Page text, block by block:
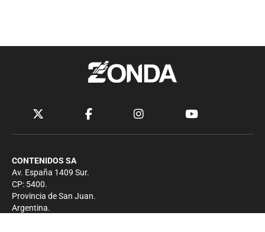
CONTENIDOS SA
Av. España 1409 Sur.
CP: 5400.
Provincia de San Juan.
Argentina.